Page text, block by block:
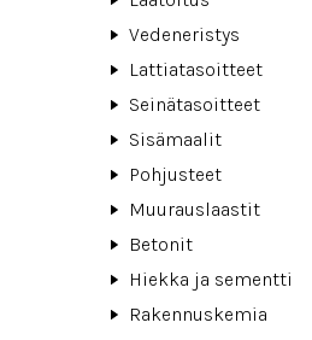
Vedeneristys
Lattiatasoitteet
Seinätasoitteet
Sisämaalit
Pohjusteet
Muurauslaastit
Betonit
Hiekka ja sementti
Rakennuskemia